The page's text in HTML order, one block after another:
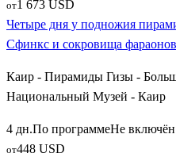
от1 673 USD
Четыре дня у подножия
Сфинкс и сокровища фараонов
Каир - Пирамиды Гизы -
Национальный Музей - Каир
4 дн.По программеНе включён
от448 USD